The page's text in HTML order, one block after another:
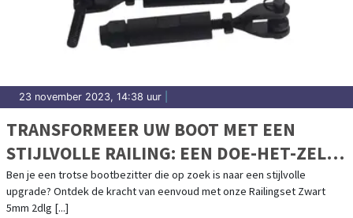
23 november 2023, 14:38 uur
TRANSFORMEER UW BOOT MET EEN
STIJLVOLLE RAILING: EEN DOE-HET-ZELF
PROJECT
Ben je een trotse bootbezitter die op zoek is naar een stijlvolle
upgrade? Ontdek de kracht van eenvoud met onze Railingset Zwart
5mm 2dlg [...]